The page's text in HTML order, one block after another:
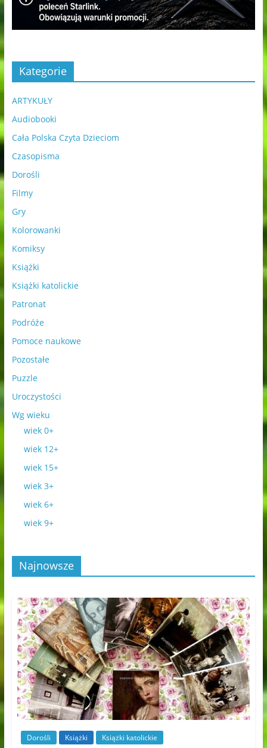
Kategorie
ARTYKUŁY
Audiobooki
Cała Polska Czyta Dzieciom
Czasopisma
Dorośli
Filmy
Gry
Kolorowanki
Komiksy
Książki
Książki katolickie
Patronat
Podróże
Pomoce naukowe
Pozostałe
Puzzle
Uroczystości
Wg wieku
wiek 0+
wiek 12+
wiek 15+
wiek 3+
wiek 6+
wiek 9+
Najnowsze
Dorośli Książki Książki katolickie